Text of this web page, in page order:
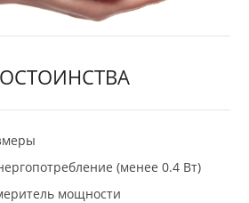
(менее 0.4 Вт)
мощности